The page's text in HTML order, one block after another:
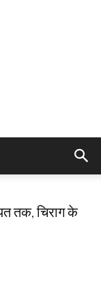
तक, चिराग के